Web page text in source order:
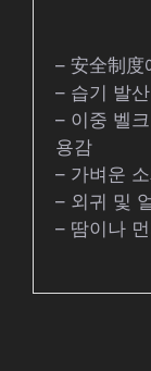
– 安全制度
– 습기 발
– 이중 벨
용감
– 가벼운
– 외귀 및
– 땀이나